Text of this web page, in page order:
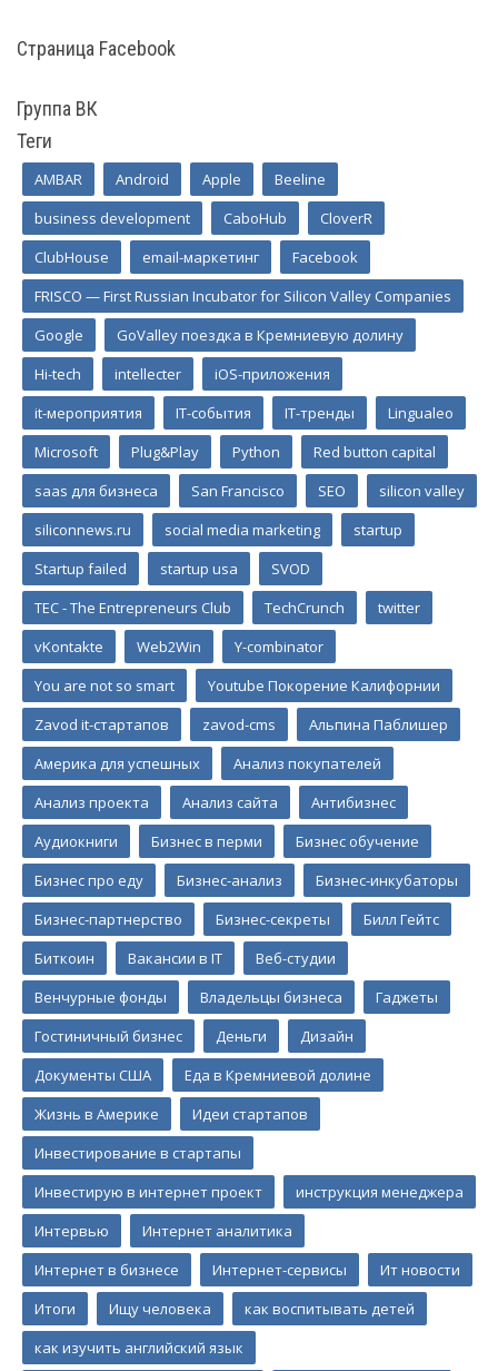
Страница Facebook
Группа ВК
Теги
AMBAR Android Apple
Beeline
business development
CaboHub
CloverR
ClubHouse
email-маркетинг
Facebook
FRISCO — First Russian Incubator for Silicon Valley Companies
Google
GoValley поездка в Кремниевую долину
Hi-tech
intellecter
iOS-приложения
it-мероприятия
IT-события IT-тренды
Lingualeo
Microsoft
Plug&Play Python
Red button capital
saas для бизнеса
San Francisco SEO
silicon valley
siliconnews.ru
social media marketing
startup
Startup failed
startup usa
SVOD
TEC - The Entrepreneurs Club
TechCrunch
twitter
vKontakte
Web2Win
Y-combinator
You are not so smart
Youtube Покорение Калифорнии
Zavod it-стартапов
zavod-cms
Альпина Паблишер
Америка для успешных
Анализ покупателей
Анализ проекта
Анализ сайта
Антибизнес
Аудиокниги
Бизнес в перми
Бизнес обучение
Бизнес про еду
Бизнес-анализ
Бизнес-инкубаторы
Бизнес-партнерство
Бизнес-секреты
Билл Гейтс
Биткоин
Вакансии в IT
Веб-студии
Венчурные фонды
Владельцы бизнеса
Гаджеты
Гостиничный бизнес
Деньги
Дизайн
Документы США
Еда в Кремниевой долине
Жизнь в Америке
Идеи стартапов
Инвестирование в стартапы
Инвестирую в интернет проект
инструкция менеджера
Интервью
Интернет аналитика
Интернет в бизнесе
Интернет-сервисы
Ит новости
Итоги
Ищу человека
как воспитывать детей
как изучить английский язык